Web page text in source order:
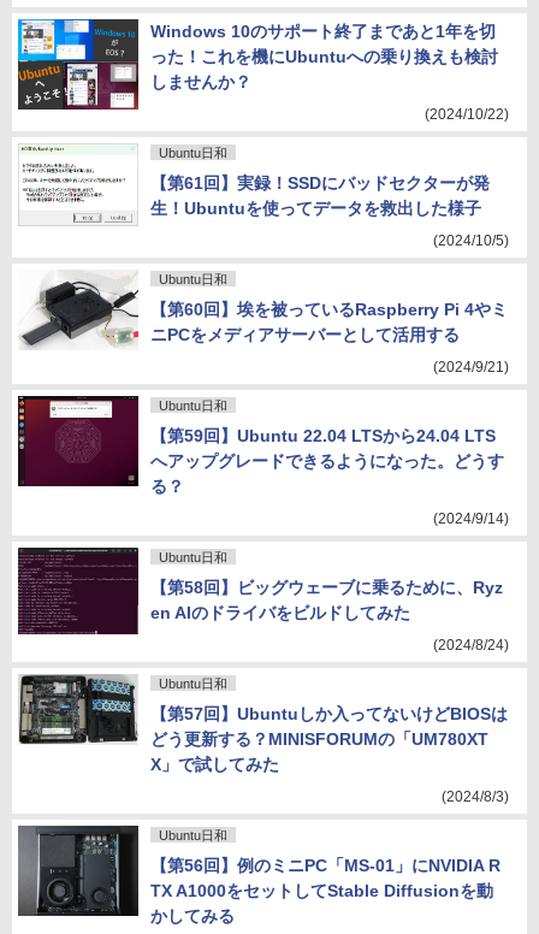
Windows 10のサポート終了まであと1年を切
った！これを機にUbuntuへの乗り換えも検討
しませんか？
(2024/10/22)
Ubuntu日和
【第61回】実録！SSDにバッドセクターが発
生！Ubuntuを使ってデータを救出した様子
(2024/10/5)
Ubuntu日和
【第60回】埃を被っているRaspberry Pi 4やミ
ニPCをメディアサーバーとして活用する
(2024/9/21)
Ubuntu日和
【第59回】Ubuntu 22.04 LTSから24.04 LTS
へアップグレードできるようになった。どうす
る？
(2024/9/14)
Ubuntu日和
【第58回】ビッグウェーブに乗るために、Ryz
en AIのドライバをビルドしてみた
(2024/8/24)
Ubuntu日和
【第57回】Ubuntuしか入ってないけどBIOSは
どう更新する？MINISFORUMの「UM780XT
X」で試してみた
(2024/8/3)
Ubuntu日和
【第56回】例のミニPC「MS-01」にNVIDIA R
TX A1000をセットしてStable Diffusionを動
かしてみる